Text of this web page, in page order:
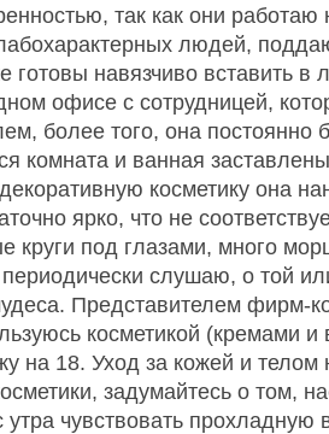
так как они работаю
людей,
готовы навязчиво вставить в
офисе с сотрудницей,
более того, она постоянно
комната и ванная
косметику она
ярко, что не
круги под глазами, много
периодически слушаю, о той
Представителем фирм-
косметикой (кремами и
на 18. Уход за кожей и телом
задумайтесь о том,
утра чувствовать